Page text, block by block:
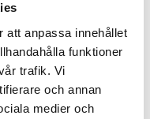
att anpassa innehållet
funktioner
trafik. Vi
och annan
medier och